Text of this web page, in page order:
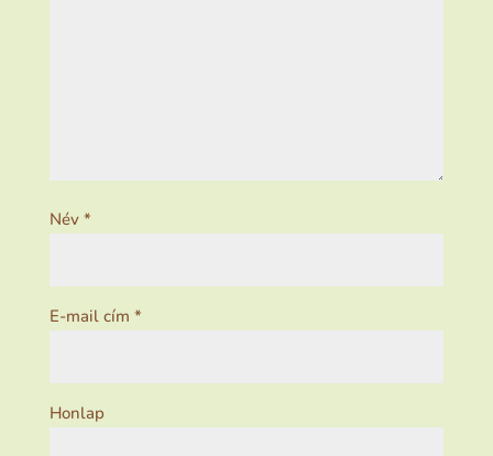
Név *
E-mail cím *
Honlap